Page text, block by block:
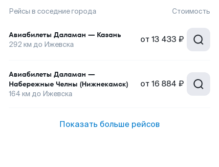
Рейсы в соседние города Стоимость
Авиабилеты Даламан — Казань
292 км до Ижевска от 13 433 ₽
Авиабилеты Даламан —
Набережные Челны (Нижнекамск)
164 км до Ижевска
от 16 884 ₽
Показать больше рейсов